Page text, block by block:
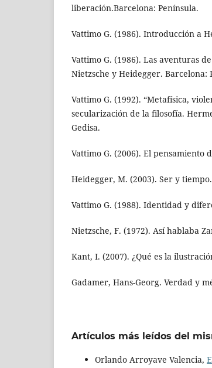
liberación.Barcelona: Península.
Vattimo G. (1986). Introducción a
Vattimo G. (1986). Las aventuras
Nietzsche y Heidegger. Barcelona:
Vattimo G. (1992). “Metafísica,
secularización de la filosofía.
Gedisa.
Vattimo G. (2006). El pensamiento
Heidegger, M. (2003). Ser y
Vattimo G. (1988). Identidad y
Nietzsche, F. (1972). Así hablaba
Kant, I. (2007). ¿Qué es la
Gadamer, Hans-Georg. Verdad y
Artículos más leídos del
Orlando Arroyave Valencia,